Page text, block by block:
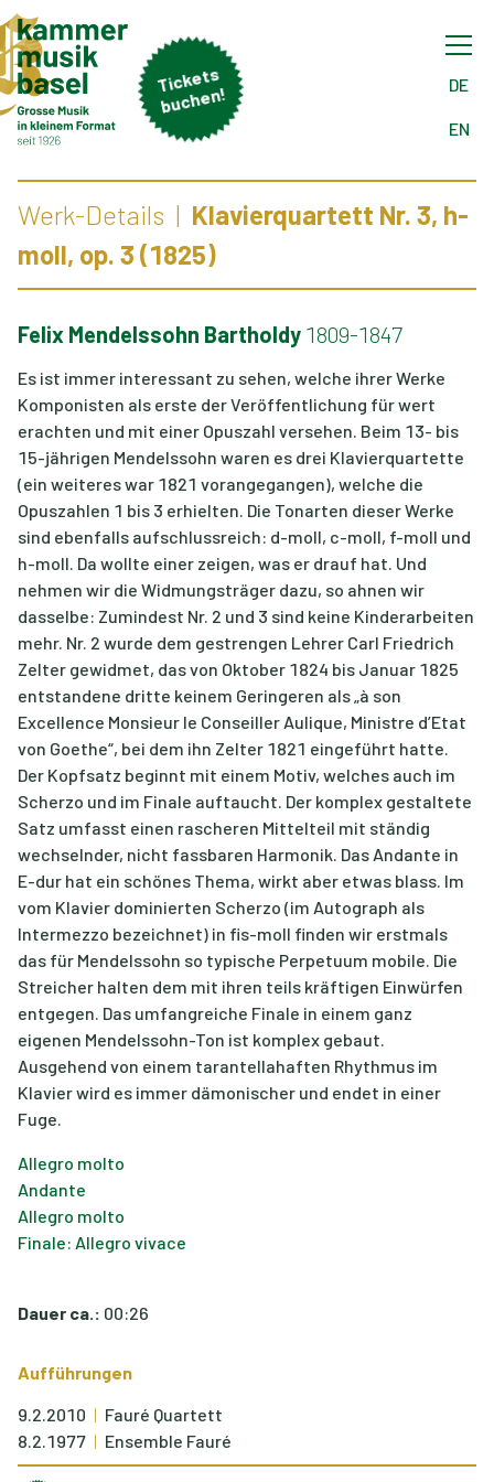
Tick
ets
buch
en! DE
EN
Werk-Details
Klavierquartett Nr. 3, h-
moll, op. 3 (1825)
Felix Mendelssohn Bartholdy 1809-1847
Es ist immer interessant zu sehen, welche ihrer Werke
Komponisten als erste der Veröffentlichung für wert
erachten und mit einer Opuszahl versehen. Beim 13- bis
15-jährigen Mendelssohn waren es drei Klavierquartette
(ein weiteres war 1821 vorangegangen), welche die
Opuszahlen 1 bis 3 erhielten. Die Tonarten dieser Werke
sind ebenfalls aufschlussreich: d-moll, c-moll, f-moll und
h-moll. Da wollte einer zeigen, was er drauf hat. Und
nehmen wir die Widmungsträger dazu, so ahnen wir
dasselbe: Zumindest Nr. 2 und 3 sind keine Kinderarbeiten
mehr. Nr. 2 wurde dem gestrengen Lehrer Carl Friedrich
Zelter gewidmet, das von Oktober 1824 bis Januar 1825
entstandene dritte keinem Geringeren als „à son
Excellence Monsieur le Conseiller Aulique, Ministre d’Etat
von Goethe“, bei dem ihn Zelter 1821 eingeführt hatte.
Der Kopfsatz beginnt mit einem Motiv, welches auch im
Scherzo und im Finale auftaucht. Der komplex gestaltete
Satz umfasst einen rascheren Mittelteil mit ständig
wechselnder, nicht fassbaren Harmonik. Das Andante in
E-dur hat ein schönes Thema, wirkt aber etwas blass. Im
vom Klavier dominierten Scherzo (im Autograph als
Intermezzo bezeichnet) in fis-moll finden wir erstmals
das für Mendelssohn so typische Perpetuum mobile. Die
Streicher halten dem mit ihren teils kräftigen Einwürfen
entgegen. Das umfangreiche Finale in einem ganz
eigenen Mendelssohn-Ton ist komplex gebaut.
Ausgehend von einem tarantellahaften Rhythmus im
Klavier wird es immer dämonischer und endet in einer
Fuge.
Allegro molto
Andante
Allegro molto
Finale: Allegro vivace
Dauer ca.: 00:26
Aufführungen
9.2.2010
Fauré Quartett
8.2.1977
Ensemble Fauré